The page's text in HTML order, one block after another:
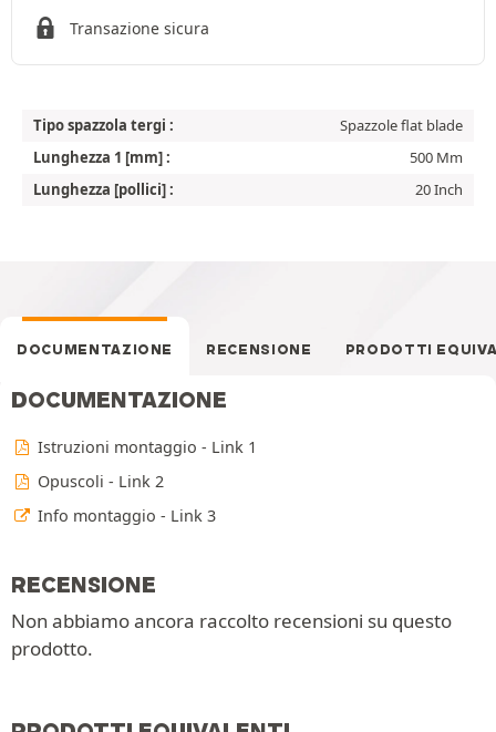
Transazione sicura
Tipo spazzola tergi :
Spazzole flat blade
Lunghezza 1 [mm] :
500 Mm
Lunghezza [pollici] :
20 Inch
DOCUMENTAZIONE RECENSIONE PRODOTTI
DOCUMENTAZIONE
Istruzioni montaggio - Link 1
Opuscoli - Link 2
Info montaggio - Link 3
RECENSIONE
Non abbiamo ancora raccolto recensioni su questo
prodotto.